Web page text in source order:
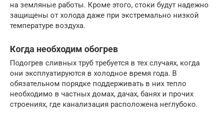
на земляные работы. Кроме этого, стоки будут надежно
защищены от холода даже при экстремально низкой
температуре воздуха.
Когда необходим обогрев
Подогрев сливных труб требуется в тех случаях, когда
они эксплуатируются в холодное время года. В
обязательном порядке поддерживать в них тепло
необходимо в частных домах, дачах, банях и прочих
строениях, где канализация расположена неглубоко.